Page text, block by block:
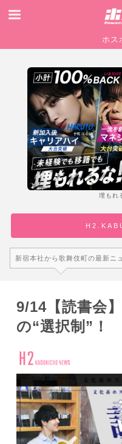
ホス
埋もれ
新宿本社から歌舞伎町の最新ニ
9/14【読書会
の“選択制”！